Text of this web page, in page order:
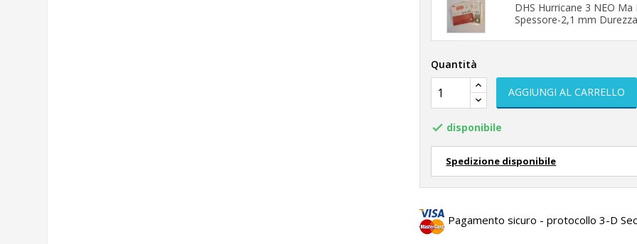
DHS Hurricane 3 NEO
Spessore-2,1 mm
Quantità
AGGIUNGI AL CARRELLO
 disponibile
Spedizione disponibile
Pagamento sicuro - protocollo 3-D